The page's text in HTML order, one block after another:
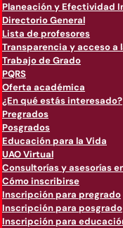
Planeación y Efectividad
Directorio General
Lista de profesores
Transparencia y acceso
Trabajo de Grado
PQRS
Oferta académica
¿En qué estás interesado?
Pregrados
Posgrados
Educación para la Vida
UAO Virtual
Consultorías y asesorías
Cómo inscribirse
Inscripción para pregrado
Inscripción para posgrado
Inscripción para